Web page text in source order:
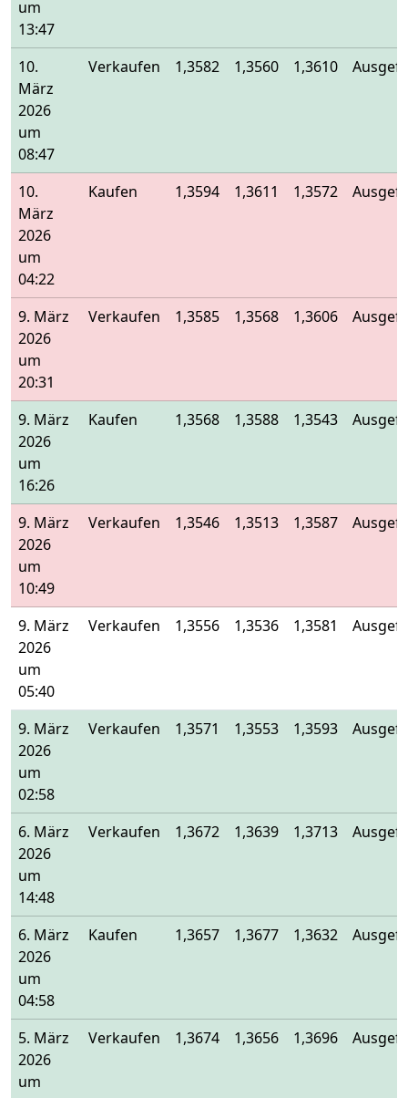
um
13:47
10.
März
2026
um
08:47
Verkaufen 1,3582 1,3560 1,3610
10.
März
2026
um
04:22
Kaufen 1,3594 1,3611 1,3572
9. März
2026
um
20:31
Verkaufen 1,3585 1,3568 1,3606
9. März
2026
um
16:26
Kaufen 1,3568 1,3588 1,3543
9. März
2026
um
10:49
Verkaufen 1,3546 1,3513 1,3587
9. März
2026
um
05:40
Verkaufen 1,3556 1,3536 1,3581
9. März
2026
um
02:58
Verkaufen 1,3571 1,3553 1,3593
6. März
2026
um
14:48
Verkaufen 1,3672 1,3639 1,3713
6. März
2026
um
04:58
Kaufen 1,3657 1,3677 1,3632
5. März
2026
um
Verkaufen 1,3674 1,3656 1,3696